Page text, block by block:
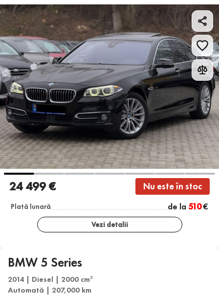
24 499 € Nu este în stoc
Plată lunară de la 510€
Vezi detalii
BMW 5 Series
2014 | Diesel | 2000 cm3
Automată | 207,000 km